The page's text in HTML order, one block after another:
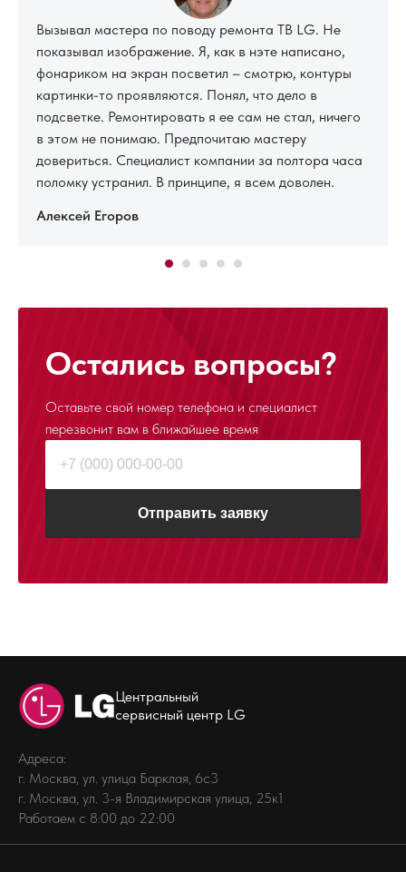
Вызывал мастера по поводу ремонта ТВ LG. Не
показывал изображение. Я, как в нэте написано,
фонариком на экран посветил – смотрю, контуры
картинки-то проявляются. Понял, что дело в
подсветке. Ремонтировать я ее сам не стал, ничего
в этом не понимаю. Предпочитаю мастеру
довериться. Специалист компании за полтора часа
поломку устранил. В принципе, я всем доволен.
Алексей Егоров
Остались вопросы?
Оставьте свой номер телефона и специалист
перезвонит вам в ближайшее время
Отправить заявку
Центральный
сервисный центр LG
Адреса:
г. Москва, ул. улица Барклая, 6с3
г. Москва, ул. 3-я Владимирская улица, 25к1
Работаем с 8:00 до 22:00